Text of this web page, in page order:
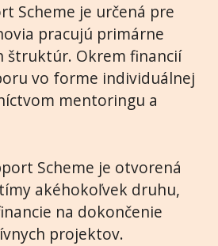
Scheme je určená pre
pracujú primárne
štruktúr. Okrem financií
vo forme individuálnej
mentoringu a
Scheme je otvorená
akéhokoľvek druhu,
na dokončenie
projektov.